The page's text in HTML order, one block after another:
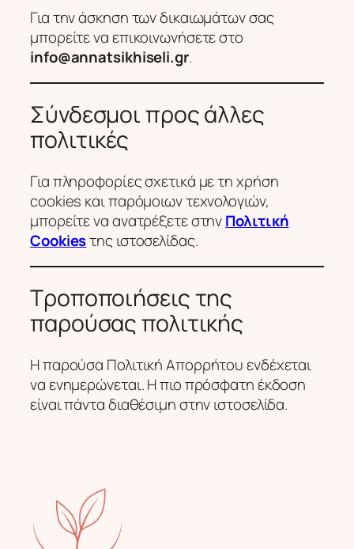
Για την άσκηση των δικαιωμάτων σας
μπορείτε να επικοινωνήσετε στο
info@annatsikhiseli.gr.
Σύνδεσμοι προς άλλες
πολιτικές
Για πληροφορίες σχετικά με τη χρήση
cookies και παρόμοιων τεχνολογιών,
μπορείτε να ανατρέξετε στηνΠολιτική
Cookiesτης ιστοσελίδας.
Τροποποιήσεις της
παρούσας πολιτικής
Η παρούσα Πολιτική Απορρήτου ενδέχεται
να ενημερώνεται. Η πιο πρόσφατη έκδοση
είναι πάντα διαθέσιμη στην ιστοσελίδα.